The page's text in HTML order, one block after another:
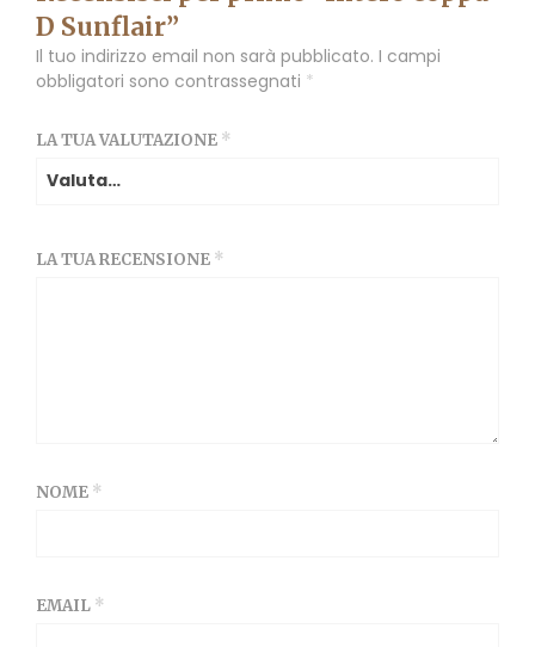
D Sunflair”
Il tuo indirizzo email non sarà pubblicato. I campi
obbligatori sono contrassegnati *
LA TUA VALUTAZIONE *
LA TUA RECENSIONE *
NOME *
EMAIL *